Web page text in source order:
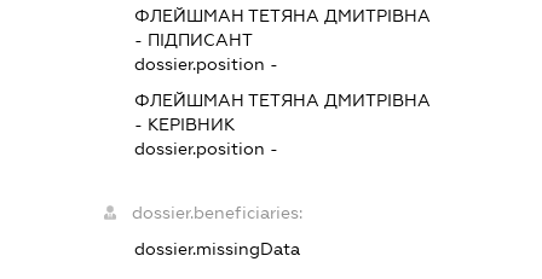
ФЛЕЙШМАН ТЕТЯНА ДМИТРІВНА
- ПІДПИСАНТ
dossier.position -
ФЛЕЙШМАН ТЕТЯНА ДМИТРІВНА
- КЕРІВНИК
dossier.position -
dossier.beneficiaries:
dossier.missingData